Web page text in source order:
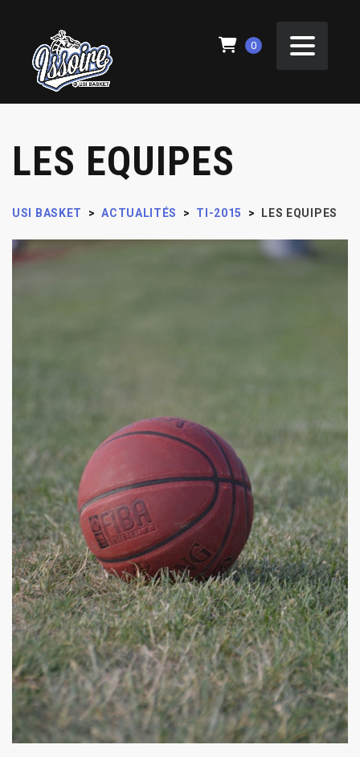
0
LES EQUIPES
USI BASKET > ACTUALITÉS > TI-2015 > LES EQUIPES